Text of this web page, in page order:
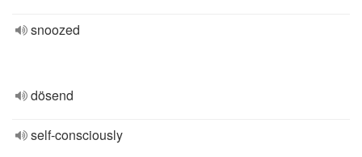
snoozed
dösend
self-consciously